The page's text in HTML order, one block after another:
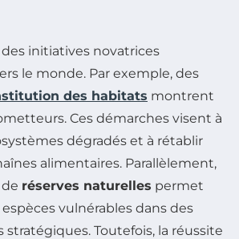
des initiatives novatrices
le monde. Par exemple, des
des habitats montrent
Ces démarches visent à
dégradés et à rétablir
alimentaires. Parallèlement,
réserves naturelles permet
vulnérables dans des
Toutefois, la réussite